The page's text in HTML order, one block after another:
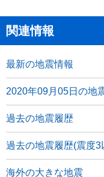
関連情報
最新の地震情報
2020年09月05日の地
過去の地震履歴
過去の地震履歴(震度3
海外の大きな地震